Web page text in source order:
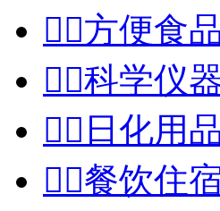
方便食
科学仪
 日化用
餐饮住